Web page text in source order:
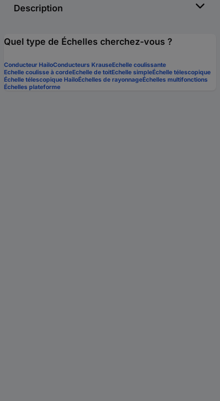
Description
Quel type de Échelles cherchez-vous ?
Conducteur HailoConducteurs KrauseEchelle coulissante
Echelle coulisse à cordeEchelle de toitEchelle simpleÉchelle télescopique
Échelle télescopique HailoÉchelles de rayonnageÉchelles multifonctions
Échelles plateforme